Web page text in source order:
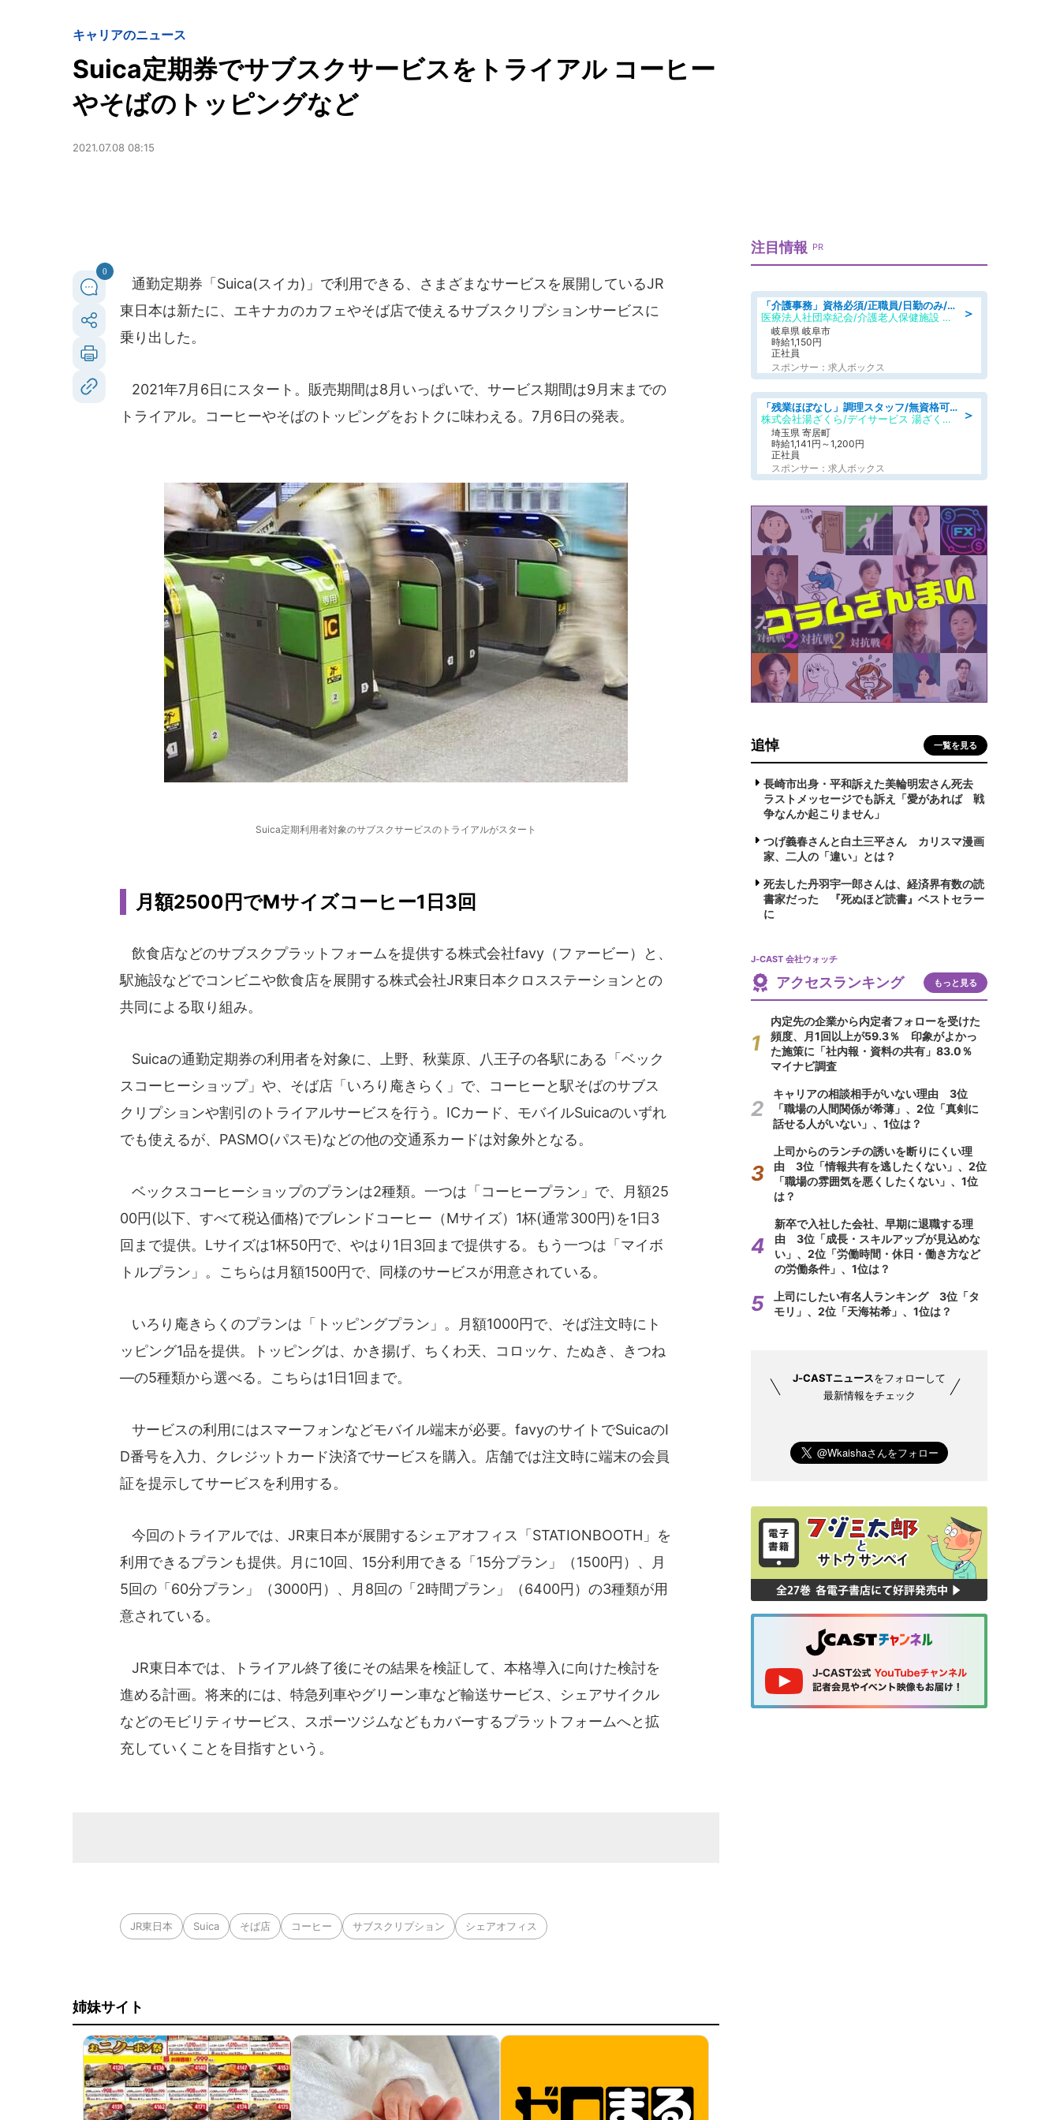
キャリアのニュース
Suica定期券でサブスクサービスをトライアル コーヒー
やそばのトッピングなど
2021.07.08 08:15
0
通勤定期券「Suica(スイカ)」で利用できる、さまざまなサービスを展開しているJR
東日本は新たに、エキナカのカフェやそば店で使えるサブスクリプションサービスに
乗り出した。
2021年7月6日にスタート。販売期間は8月いっぱいで、サービス期間は9月末までの
トライアル。コーヒーやそばのトッピングをおトクに味わえる。7月6日の発表。
Suica定期利用者対象のサブスクサービスのトライアルがスタート
月額2500円でMサイズコーヒー1日3回
飲食店などのサブスクプラットフォームを提供する株式会社favy（ファービー）と、
駅施設などでコンビニや飲食店を展開する株式会社JR東日本クロスステーションとの
共同による取り組み。
Suicaの通勤定期券の利用者を対象に、上野、秋葉原、八王子の各駅にある「ベック
スコーヒーショップ」や、そば店「いろり庵きらく」で、コーヒーと駅そばのサブス
クリプションや割引のトライアルサービスを行う。ICカード、モバイルSuicaのいずれ
でも使えるが、PASMO(パスモ)などの他の交通系カードは対象外となる。
ベックスコーヒーショップのプランは2種類。一つは「コーヒープラン」で、月額25
00円(以下、すべて税込価格)でブレンドコーヒー（Mサイズ）1杯(通常300円)を1日3
回まで提供。Lサイズは1杯50円で、やはり1日3回まで提供する。もう一つは「マイボ
トルプラン」。こちらは月額1500円で、同様のサービスが用意されている。
いろり庵きらくのプランは「トッピングプラン」。月額1000円で、そば注文時にト
ッピング1品を提供。トッピングは、かき揚げ、ちくわ天、コロッケ、たぬき、きつね
―の5種類から選べる。こちらは1日1回まで。
サービスの利用にはスマーフォンなどモバイル端末が必要。favyのサイトでSuicaのI
D番号を入力、クレジットカード決済でサービスを購入。店舗では注文時に端末の会員
証を提示してサービスを利用する。
今回のトライアルでは、JR東日本が展開するシェアオフィス「STATIONBOOTH」を
利用できるプランも提供。月に10回、15分利用できる「15分プラン」（1500円）、月
5回の「60分プラン」（3000円）、月8回の「2時間プラン」（6400円）の3種類が用
意されている。
JR東日本では、トライアル終了後にその結果を検証して、本格導入に向けた検討を
進める計画。将来的には、特急列車やグリーン車など輸送サービス、シェアサイクル
などのモビリティサービス、スポーツジムなどもカバーするプラットフォームへと拡
充していくことを目指すという。
JR東日本 Suica そば店 コーヒー サブスクリプション シェアオフィス
姉妹サイト
注目情報 PR
＞
「介護事務」資格必須/正職員/日勤のみ/介護老人保健施設
医療法人社団幸紀会/介護老人保健施設 グリーンビラ安江
岐阜県 岐阜市
時給1,150円
正社員
スポンサー：求人ボックス
＞
「残業ほぼなし」調理スタッフ/無資格可/正職員/日勤のみ/デイサービス/社会保障完備
株式会社湯ざくら/デイサービス 湯ざくらケアリゾート
埼玉県 寄居町
時給1,141円～1,200円
正社員
スポンサー：求人ボックス
追悼 一覧を見る
長崎市出身・平和訴えた美輪明宏さん死去
ラストメッセージでも訴え「愛があれば 戦
争なんか起こりません」
つげ義春さんと白土三平さん カリスマ漫画
家、二人の「違い」とは？
死去した丹羽宇一郎さんは、経済界有数の読
書家だった 『死ぬほど読書』ベストセラー
に
J-CAST 会社ウォッチ
アクセスランキング もっと見る
内定先の企業から内定者フォローを受けた
頻度、月1回以上が59.3％ 印象がよかっ
た施策に「社内報・資料の共有」83.0％
マイナビ調査
キャリアの相談相手がいない理由 3位
「職場の人間関係が希薄」、2位「真剣に
話せる人がいない」、1位は？
上司からのランチの誘いを断りにくい理
由 3位「情報共有を逃したくない」、2位
「職場の雰囲気を悪くしたくない」、1位
は？
新卒で入社した会社、早期に退職する理
由 3位「成長・スキルアップが見込めな
い」、2位「労働時間・休日・働き方など
の労働条件」、1位は？
上司にしたい有名人ランキング 3位「タ
モリ」、2位「天海祐希」、1位は？
J-CASTニュースをフォローして
最新情報をチェック